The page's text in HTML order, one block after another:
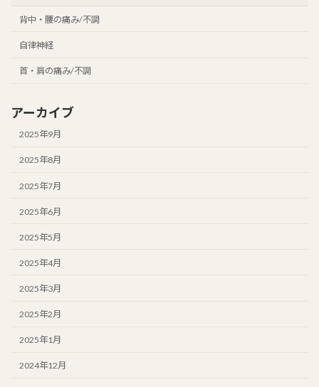
背中・腰の痛み/不調
自律神経
首・肩の痛み/不調
アーカイブ
2025年9月
2025年8月
2025年7月
2025年6月
2025年5月
2025年4月
2025年3月
2025年2月
2025年1月
2024年12月